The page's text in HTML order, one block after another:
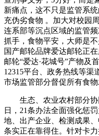
新痛点，这不只是监管系
充伪劣食物 。加大对校园
连系部等沉点区域的监管
抓手，食物平安，大师是
国产邮轮品牌爱达邮轮正
邮轮“爱达·花城号”产物及
12315平台、政务热线等渠
市场监管部分督促所有食
生态、农业农村部分协
日，21条办法全面强化惩
地、出产企业、检测成果
条实正在靠得住。针对卡